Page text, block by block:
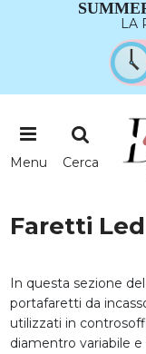
LA
Menu Cerca
Faretti
In questa sezione
portafaretti da
utilizzati in
diamentro variabile